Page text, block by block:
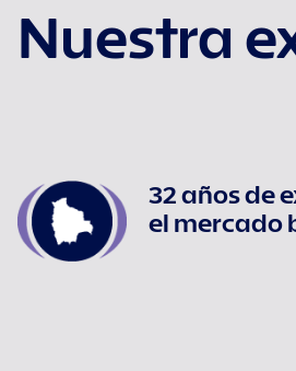
Nuestra
32 años de
el mercado